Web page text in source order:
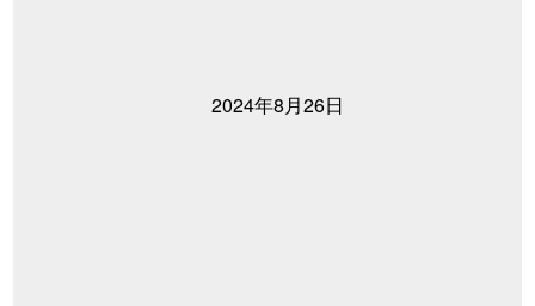
2024年8月26日